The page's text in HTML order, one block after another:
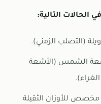
الحالات التالية:
(التصلب الزمني).
الشمس (الأشعة
للأوزان الثقيلة